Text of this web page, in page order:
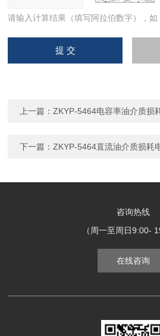
请输入计算结果（填写阿拉伯数字），如
上一篇：ZKYP-5464电容率油介质损
下一篇：ZKYP-5464直流油介质损耗
咨询热线
（周一至周日9:00-
在线咨询